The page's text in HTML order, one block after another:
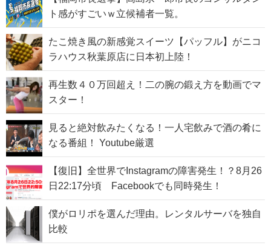
ト感がすごいｗ立候補者一覧。
たこ焼き風の新感覚スイーツ【パッフル】がニコ
ラハウス秋葉原店に日本初上陸！
再生数４０万回超え！二の腕の鍛え方を動画でマ
スター！
見ると絶対飲みたくなる！一人宅飲みで酒の肴に
なる番組！ Youtube厳選
【復旧】全世界でInstagramの障害発生！？8月26
日22:17分頃 Facebookでも同時発生！
僕がロリポを選んだ理由。レンタルサーバを独自
比較